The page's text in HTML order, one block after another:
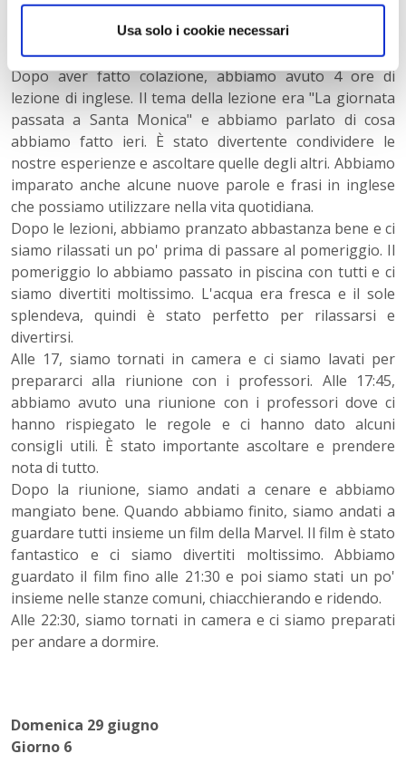
Usa solo i cookie necessari
giornata con una buona colazione, che ci ha dato
l'energia necessaria per affrontare le attività che
avevamo in programma.
Dopo aver fatto colazione, abbiamo avuto 4 ore di
lezione di inglese. Il tema della lezione era "La giornata
passata a Santa Monica" e abbiamo parlato di cosa
abbiamo fatto ieri. È stato divertente condividere le
nostre esperienze e ascoltare quelle degli altri. Abbiamo
imparato anche alcune nuove parole e frasi in inglese
che possiamo utilizzare nella vita quotidiana.
Dopo le lezioni, abbiamo pranzato abbastanza bene e ci
siamo rilassati un po' prima di passare al pomeriggio. Il
pomeriggio lo abbiamo passato in piscina con tutti e ci
siamo divertiti moltissimo. L'acqua era fresca e il sole
splendeva, quindi è stato perfetto per rilassarsi e
divertirsi.
Alle 17, siamo tornati in camera e ci siamo lavati per
prepararci alla riunione con i professori. Alle 17:45,
abbiamo avuto una riunione con i professori dove ci
hanno rispiegato le regole e ci hanno dato alcuni
consigli utili. È stato importante ascoltare e prendere
nota di tutto.
Dopo la riunione, siamo andati a cenare e abbiamo
mangiato bene. Quando abbiamo finito, siamo andati a
guardare tutti insieme un film della Marvel. Il film è stato
fantastico e ci siamo divertiti moltissimo. Abbiamo
guardato il film fino alle 21:30 e poi siamo stati un po'
insieme nelle stanze comuni, chiacchierando e ridendo.
Alle 22:30, siamo tornati in camera e ci siamo preparati
per andare a dormire.
Domenica 29 giugno
Giorno 6